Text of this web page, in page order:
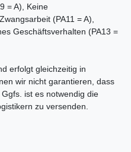
= A), Keine
(PA11 = A),
Geschäftsverhalten (PA13 =
erfolgt gleichzeitig in
wir nicht garantieren, dass
ist es notwendig die
zu versenden.